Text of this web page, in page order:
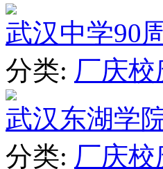
武汉中学90
分类: 厂庆校
武汉东湖学
分类: 厂庆校